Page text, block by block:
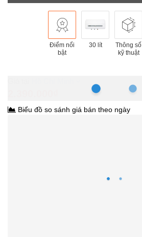
Điểm nổi
bật
30 lít
Thông số
kỹ thuật
Biểu đồ so sánh giá bán theo ngày